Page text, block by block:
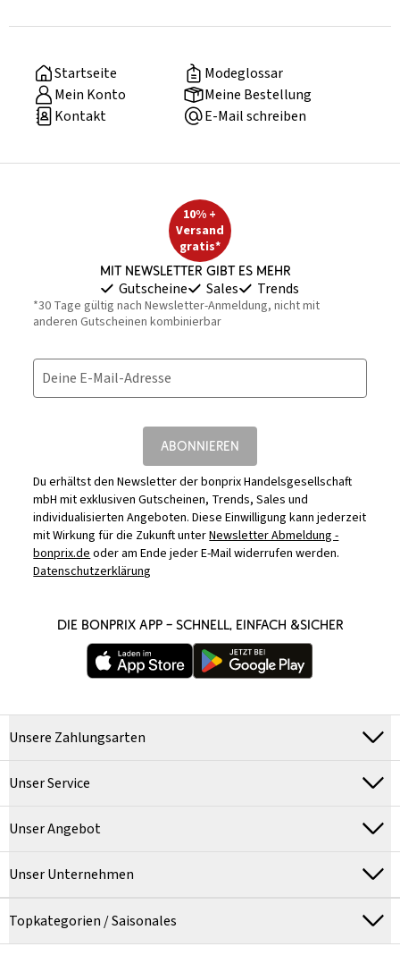
Startseite
Modeglossar
Mein Konto
Meine Bestellung
Kontakt
E-Mail schreiben
10% +
Versand
gratis*
Mit Newsletter gibt es mehr
Gutscheine Sales Trends
*30 Tage gültig nach Newsletter-Anmeldung, nicht mit
anderen Gutscheinen kombinierbar
Deine E-Mail-Adresse
ABONNIEREN
Du erhältst den Newsletter der bonprix Handelsgesellschaft
mbH mit exklusiven Gutscheinen, Trends, Sales und
individualisierten Angeboten. Diese Einwilligung kann jederzeit
mit Wirkung für die Zukunft unterNewsletter Abmeldung -
bonprix.deoder am Ende jeder E-Mail widerrufen werden.
Datenschutzerklärung
DIE BONPRIX APP – SCHNELL, EINFACH &SICHER
Unsere Zahlungsarten
Unser Service
Unser Angebot
Unser Unternehmen
Topkategorien / Saisonales